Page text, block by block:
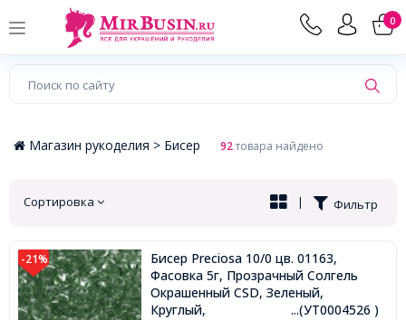
0
×
Магазин рукоделия > Бисер 92товара найдено
Сортировка Фильтр
|
-21%
Бисер Preciosa 10/0 цв. 01163,
Фасовка 5г, Прозрачный Солгель
Окрашенный CSD, Зеленый,
Круглый,
...(УТ0004526 )